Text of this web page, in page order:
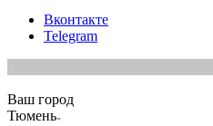
Вконтакте
Telegram
Ваш город
Тюмень